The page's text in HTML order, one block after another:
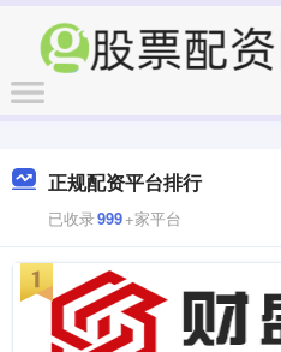
正规配资平台排行
已收录999+家平台